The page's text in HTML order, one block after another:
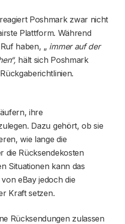
Poshmark zwar nicht
Plattform. Während
haben, „ immer auf der
hält sich Poshmark
ihre
Dazu gehört, ob sie
wie lange die
die Rücksendekosten
Situationen kann das
eBay jedoch die
Kraft setzen.
Rücksendungen zulassen